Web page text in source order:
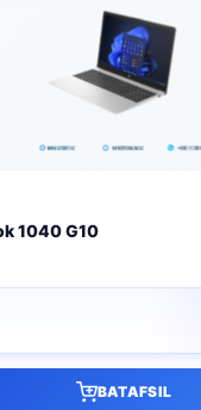
1040 G10
BATAFSIL